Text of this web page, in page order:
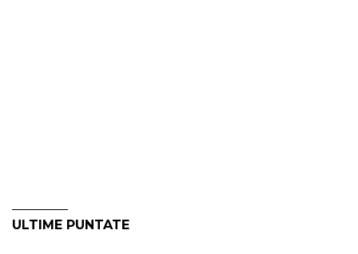
ULTIME PUNTATE